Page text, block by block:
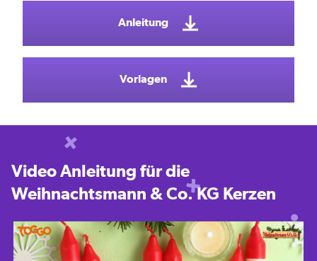
Anleitung
Vorlagen
Video Anleitung für die
Weihnachtsmann & Co. KG Kerzen